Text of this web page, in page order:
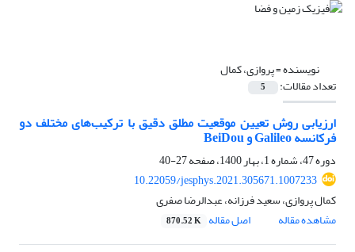
نویسنده =پروازی، کمال
تعداد مقالات: 5
ارزیابی روش تعیین موقعیت مطلق دقیق با ترکیب‌های مختلف دو
فرکانسه Galileo و BeiDou
دوره 47، شماره 1، بهار 1400، صفحه
27-40
10.22059/jesphys.2021.305671.1007233
کمال پروازی، سعید فرزانه، عبدالرضا صفری
مشاهده مقاله
اصل مقاله 870.52 K